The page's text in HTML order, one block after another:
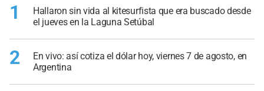
1
Hallaron sin vida al kitesurfista que era buscado desde
el jueves en la Laguna Setúbal
2
En vivo: así cotiza el dólar hoy, viernes 7 de agosto, en
Argentina